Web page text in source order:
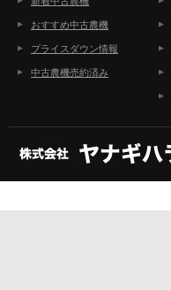
おすすめ中古農機
プライスダウン情報
中古農機売約済み